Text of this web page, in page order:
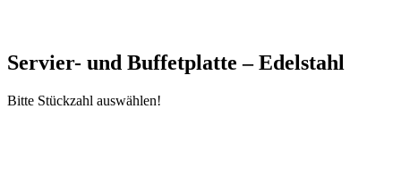
Servier- und Buffetplatte – Edelstahl
Bitte Stückzahl auswählen!